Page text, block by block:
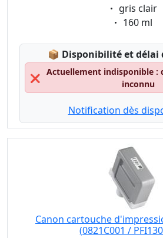
Eigenschaft:
gris clair
Eigenschaft:
160 ml
📦 Lagerstatus:
Disponibilité et délai
❌
Actuellement indisponible :
inconnu
Notification dès
Canon cartouche
(0821C001 /